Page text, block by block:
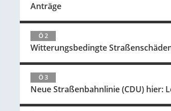
Anträge
Ö 2
Witterungsbedingte
Ö 3
Neue Straßenbahnlinie (CDU) hier: